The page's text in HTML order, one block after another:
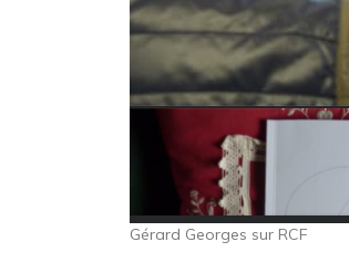
Gérard Georges sur RCF